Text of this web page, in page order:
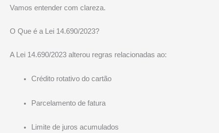
Vamos entender com clareza.
O Que é a Lei 14.690/2023?
A Lei 14.690/2023 alterou regras relacionadas ao:
Crédito rotativo do cartão
Parcelamento de fatura
Limite de juros acumulados